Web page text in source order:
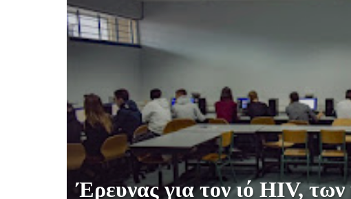
Έρευνας για τον ιό HIV,